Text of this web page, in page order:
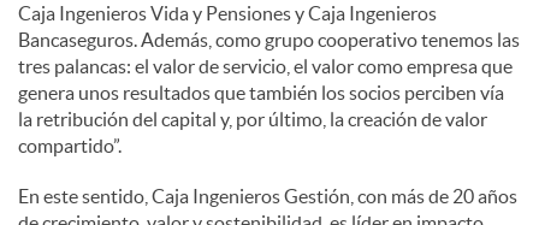
Caja Ingenieros Vida y Pensiones y Caja Ingenieros
Bancaseguros. Además, como grupo cooperativo tenemos las
tres palancas: el valor de servicio, el valor como empresa que
genera unos resultados que también los socios perciben vía
la retribución del capital y, por último, la creación de valor
compartido”.
En este sentido, Caja Ingenieros Gestión, con más de 20 años